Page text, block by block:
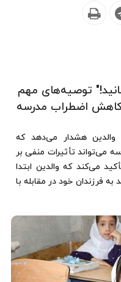
توصیه‌های مهم
کاهش اضطراب مدرسه
هشدار می‌دهد که
می‌تواند تأثیرات منفی بر
می‌کند که والدین ابتدا
به فرزندان خود در مقابله با